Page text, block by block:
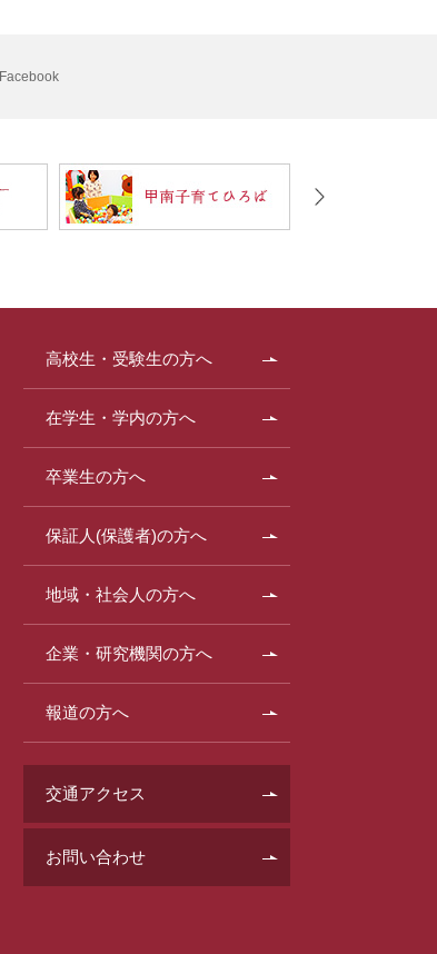
Facebook
高校生・受験生の方へ
在学生・学内の方へ
卒業生の方へ
保証人(保護者)の方へ
地域・社会人の方へ
企業・研究機関の方へ
報道の方へ
交通アクセス
お問い合わせ